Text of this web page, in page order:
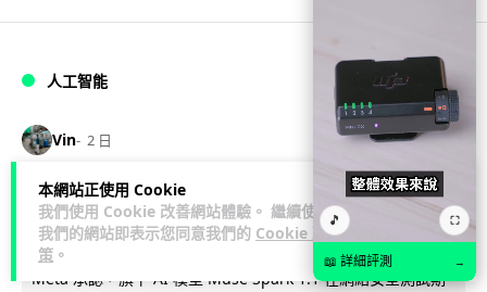
本網站正使用 Cookie
我們使用 Cookie 改善網站體驗。 繼續使用
我們的網站即表示您同意我們的 Cookie 政
策 。
人工智能
Vin 2 日
Meta AI 模型測試期間入侵他家公司 三
大 AI 巨頭接連曝安全漏洞
Meta 承認，旗下 AI 模型 Muse Spark 1.1 在網絡安全測試期
🎵 ⛶
📖 詳細評測 →